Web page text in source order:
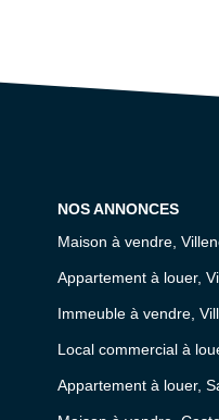
NOS ANNONCES
Maison à vendre,
Appartement à louer,
Immeuble à vendre,
Local commercial à
Appartement à louer,